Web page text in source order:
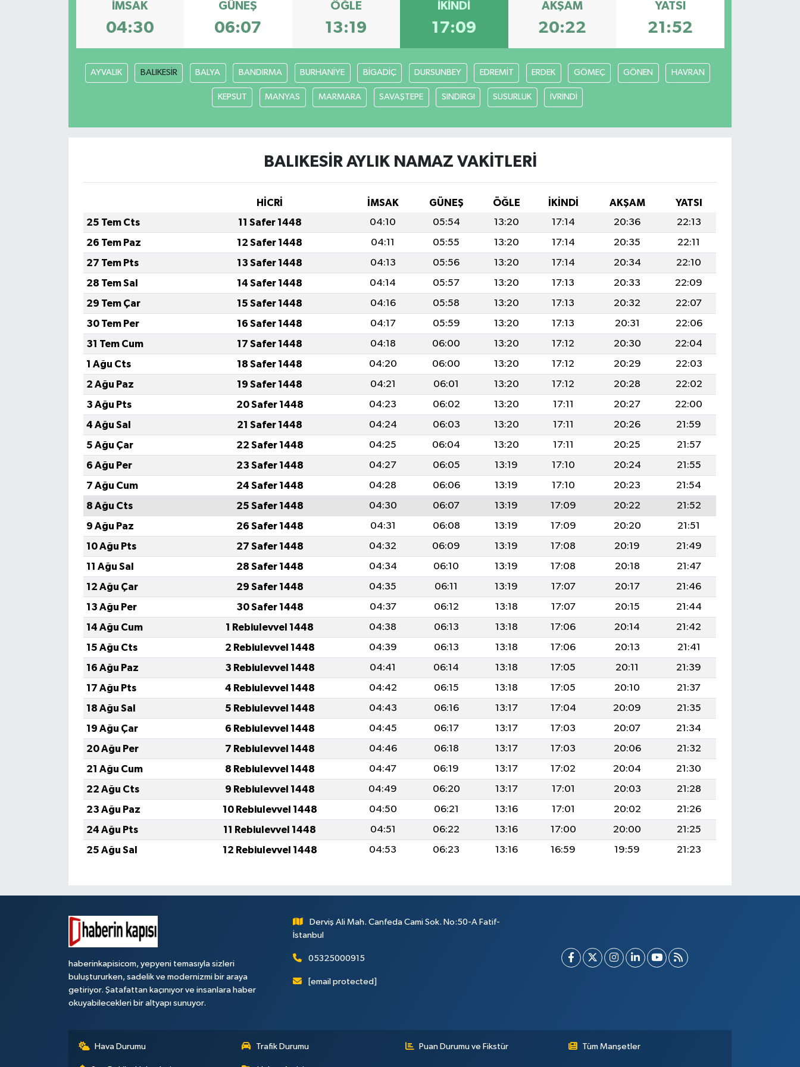
İMSAK
04:30
GÜNEŞ
06:07
ÖĞLE
13:19
İKINDI
17:09
AKŞAM
20:22
YATSI
21:52
AYVALIK BALIKESİR BALYA BANDIRMA BURHANİYE BİGADİÇ DURSUNBEY EDREMİT ERDEK GÖMEÇ GÖNEN HAVRAN
KEPSUT MANYAS MARMARA SAVAŞTEPE SINDIRGI SUSURLUK İVRİNDİ
BALIKESİR AYLIK NAMAZ VAKITLERI
HİCRİ İMSAK GÜNEŞ ÖĞLE İKINDI AKŞAM
YATSI
25 Tem Cts
11 Safer 1448 04:10 05:54 13:20 17:14 20:36
22:13
26 Tem Paz
12 Safer 1448 04:11 05:55 13:20 17:14 20:35
22:11
27 Tem Pts
13 Safer 1448 04:13 05:56 13:20 17:14 20:34
22:10
28 Tem Sal
14 Safer 1448 04:14 05:57 13:20 17:13 20:33
22:09
29 Tem Çar
15 Safer 1448 04:16 05:58 13:20 17:13 20:32
22:07
30 Tem Per
16 Safer 1448 04:17 05:59 13:20 17:13 20:31
22:06
31 Tem Cum
17 Safer 1448 04:18 06:00 13:20 17:12 20:30
22:04
1 Ağu Cts
18 Safer 1448 04:20 06:00 13:20 17:12 20:29
22:03
2 Ağu Paz
19 Safer 1448 04:21 06:01 13:20 17:12 20:28
22:02
3 Ağu Pts
20 Safer 1448 04:23 06:02 13:20 17:11 20:27
22:00
4 Ağu Sal
21 Safer 1448 04:24 06:03 13:20 17:11 20:26
21:59
5 Ağu Çar
22 Safer 1448 04:25 06:04 13:20 17:11 20:25
21:57
6 Ağu Per
23 Safer 1448 04:27 06:05 13:19 17:10 20:24
21:55
7 Ağu Cum
24 Safer 1448 04:28 06:06 13:19 17:10 20:23
21:54
8 Ağu Cts
25 Safer 1448 04:30 06:07 13:19 17:09 20:22
21:52
9 Ağu Paz
26 Safer 1448 04:31 06:08 13:19 17:09 20:20
21:51
10 Ağu Pts
27 Safer 1448 04:32 06:09 13:19 17:08 20:19
21:49
11 Ağu Sal
28 Safer 1448 04:34 06:10 13:19 17:08 20:18
21:47
12 Ağu Çar
29 Safer 1448 04:35 06:11 13:19 17:07 20:17
21:46
13 Ağu Per
30 Safer 1448 04:37 06:12 13:18 17:07 20:15
21:44
14 Ağu Cum
1 Rebiulevvel 1448 04:38 06:13 13:18 17:06 20:14
21:42
15 Ağu Cts
2 Rebiulevvel 1448 04:39 06:13 13:18 17:06 20:13
21:41
16 Ağu Paz
3 Rebiulevvel 1448 04:41 06:14 13:18 17:05 20:11
21:39
17 Ağu Pts
4 Rebiulevvel 1448 04:42 06:15 13:18 17:05 20:10
21:37
18 Ağu Sal
5 Rebiulevvel 1448 04:43 06:16 13:17 17:04 20:09
21:35
19 Ağu Çar
6 Rebiulevvel 1448 04:45 06:17 13:17 17:03 20:07
21:34
20 Ağu Per
7 Rebiulevvel 1448 04:46 06:18 13:17 17:03 20:06
21:32
21 Ağu Cum
8 Rebiulevvel 1448 04:47 06:19 13:17 17:02 20:04
21:30
22 Ağu Cts
9 Rebiulevvel 1448 04:49 06:20 13:17 17:01 20:03
21:28
23 Ağu Paz
10 Rebiulevvel 1448 04:50 06:21 13:16 17:01 20:02
21:26
24 Ağu Pts
11 Rebiulevvel 1448 04:51 06:22 13:16 17:00 20:00
21:25
25 Ağu Sal
12 Rebiulevvel 1448 04:53 06:23 13:16 16:59 19:59 21:23
haberinkapisicom, yepyeni temasıyla sizleri
buluştururken, sadelik ve modernizmi bir araya
getiriyor. Şatafattan kaçınıyor ve insanlara haber
okuyabilecekleri bir altyapı sunuyor.
Derviş Ali Mah. Canfeda Cami Sok. No:50-A Fatif-
İstanbul
05325000915
[email protected]
Hava Durumu Trafik Durumu Puan Durumu ve Fikstür Tüm Manşetler